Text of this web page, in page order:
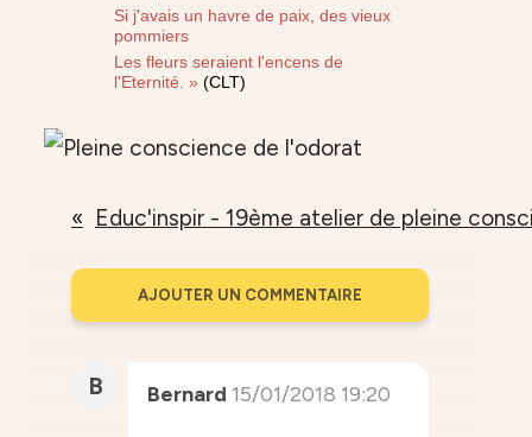
Si j'avais un havre de paix, des vieux
pommiers
Les fleurs seraient l'encens de
l'Eternité. » (CLT)
AJOUTER UN COMMENTAIRE
B Bernard 15/01/2018 19:20